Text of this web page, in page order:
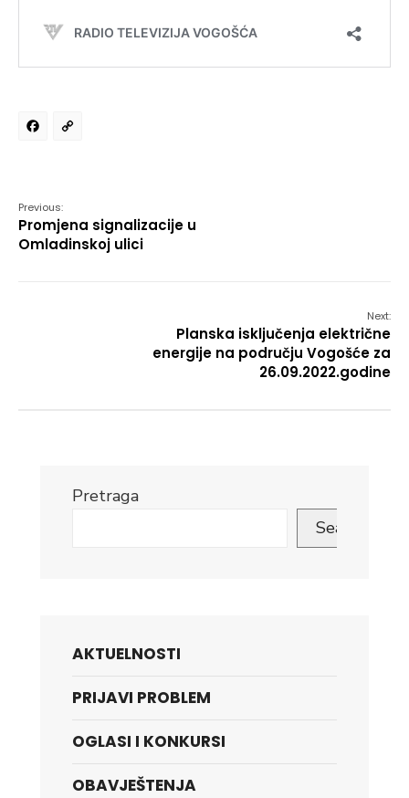
Facebook
Previous:
Promjena signalizacije u
Omladinskoj ulici
Next:
Planska isključenja električne
energije na području Vogošće za
26.09.2022.godine
Pretraga
Search
AKTUELNOSTI
PRIJAVI PROBLEM
OGLASI I KONKURSI
OBAVJEŠTENJA